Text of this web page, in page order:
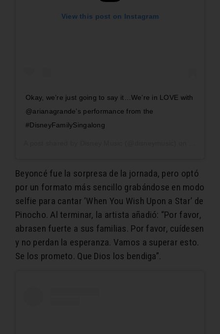
View this post on Instagram
Okay, we’re just going to say it…We’re in LOVE with
@arianagrande’s performance from the
#DisneyFamilySingalong
Beyoncé fue la sorpresa de la jornada, pero optó
por un formato más sencillo grabándose en modo
selfie para cantar ‘When You Wish Upon a Star’ de
Pinocho. Al terminar, la artista añadió: “Por favor,
abrasen fuerte a sus familias. Por favor, cuídesen
y no perdan la esperanza. Vamos a superar esto.
Se los prometo. Que Dios los bendiga”.